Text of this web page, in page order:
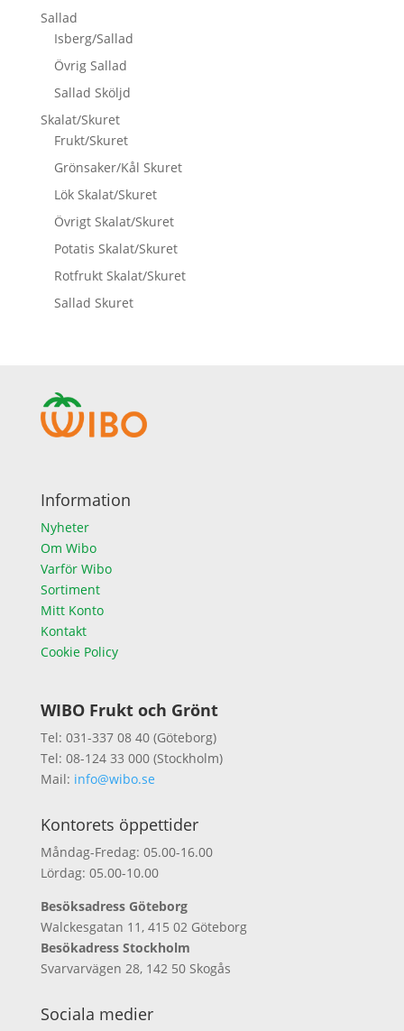
Sallad
Isberg/Sallad
Övrig Sallad
Sallad Sköljd
Skalat/Skuret
Frukt/Skuret
Grönsaker/Kål Skuret
Lök Skalat/Skuret
Övrigt Skalat/Skuret
Potatis Skalat/Skuret
Rotfrukt Skalat/Skuret
Sallad Skuret
Information
Nyheter
Om Wibo
Varför Wibo
Sortiment
Mitt Konto
Kontakt
Cookie Policy
WIBO Frukt och Grönt
Tel: 031-337 08 40 (Göteborg)
Tel: 08-124 33 000 (Stockholm)
Mail: info@wibo.se
Kontorets öppettider
Måndag-Fredag: 05.00-16.00
Lördag: 05.00-10.00
Besöksadress Göteborg
Walckesgatan 11, 415 02 Göteborg
Besökadress Stockholm
Svarvarvägen 28, 142 50 Skogås
Sociala medier